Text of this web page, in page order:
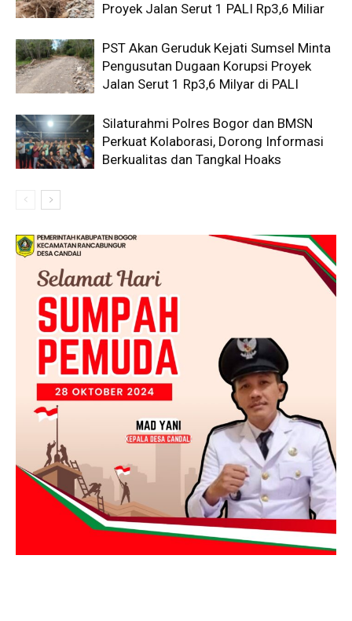
Proyek Jalan Serut 1 PALI Rp3,6 Miliar
PST Akan Geruduk Kejati Sumsel Minta
Pengusutan Dugaan Korupsi Proyek
Jalan Serut 1 Rp3,6 Milyar di PALI
Silaturahmi Polres Bogor dan BMSN
Perkuat Kolaborasi, Dorong Informasi
Berkualitas dan Tangkal Hoaks